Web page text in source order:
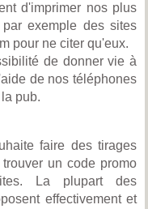
d'imprimer nos plus
exemple des sites
pour ne citer qu'eux.
de donner vie à
de nos téléphones
pub.
faire des tirages
un code promo
La plupart des
effectivement et